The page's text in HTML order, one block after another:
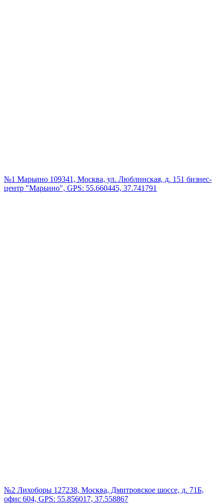
№1 Марьино 109341, Москва, ул. Люблинская, д. 151 бизнес-
центр "Марьино", GPS: 55.660445, 37.741791
№2 Лихоборы 127238, Москва, Дмитровское шоссе, д. 71Б,
офис 604, GPS: 55.856017, 37.558867